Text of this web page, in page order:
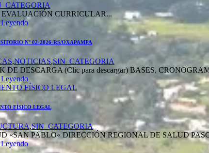
CURRICULAR...
N° 02-2026-RS/OXAPAMPA
,NOTICIAS,SIN_CATEGORIA
DESCARGA (Clic para descargar) BASES,
FÍSICO LEGAL
,SIN_CATEGORIA
PABLO« DIRECCIÓN REGIONAL DE SALUD